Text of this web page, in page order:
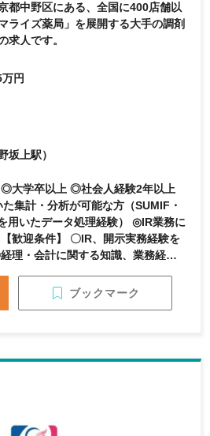
都中野区にある、全国に400店舗以
ライズ薬局」を展開する大手の調剤
求人です。
円
坂上駅）
◎大学卒以上 ◎社会人経験2年以上
集計・分析が可能な方（SUMIF・
用いたデータ処理経験） ◎IR業務に
理・会計に関する知識、業務経験
ある方
ブックマーク